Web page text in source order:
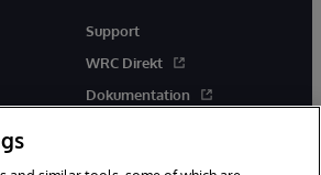
Support
WRC Direkt
Dokumentation